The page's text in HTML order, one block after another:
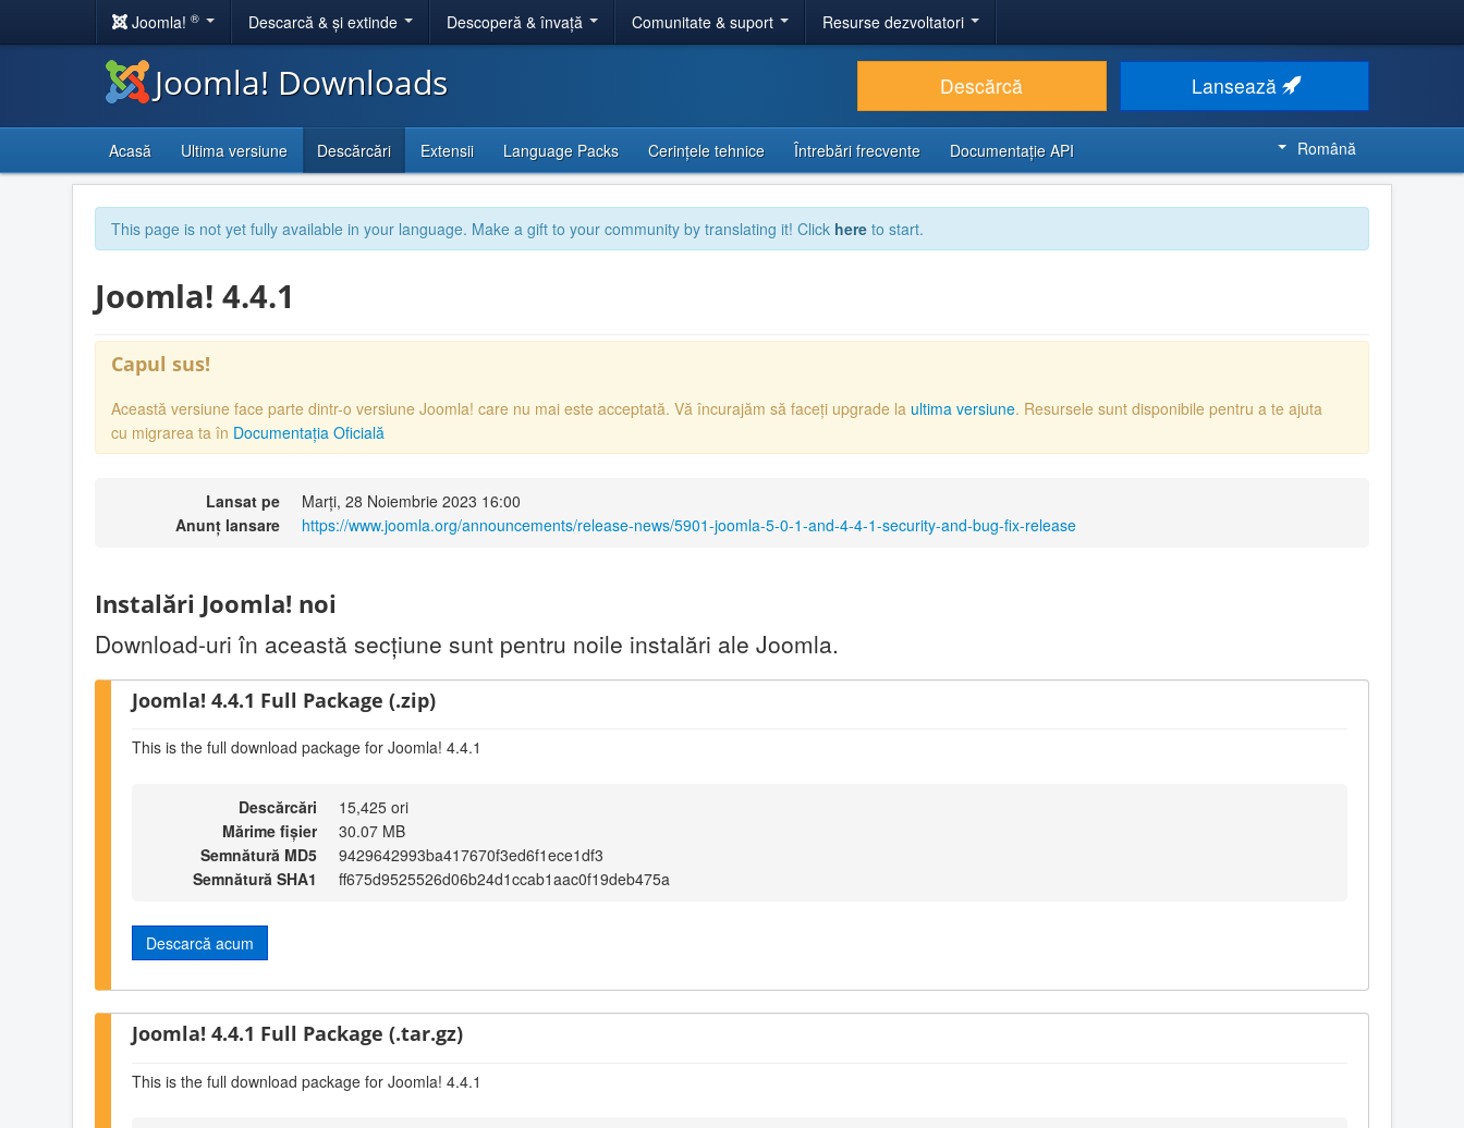
Joomla! ® Descarcă & și extinde Descoperă & învață Comunitate & suport Resurse dezvoltatori
Joomla! Downloads Descărcă Lansează
Acasă Ultima versiune Descărcări Extensii Language Packs Cerințele tehnice Întrebări frecvente Documentaţie API Română
This page is not yet fully available in your language. Make a gift to your community by translating it! Click here to start.
Joomla! 4.4.1
Capul sus!
Această versiune face parte dintr-o versiune Joomla! care nu mai este acceptată. Vă încurajăm să faceți upgrade la ultima versiune. Resursele sunt disponibile pentru a te ajuta
cu migrarea ta în Documentația Oficială
Lansat pe
Marți, 28 Noiembrie 2023 16:00
Anunț lansare
https://www.joomla.org/announcements/release-news/5901-joomla-5-0-1-and-4-4-1-security-and-bug-fix-release
Instalări Joomla! noi
Download-uri în această secţiune sunt pentru noile instalări ale Joomla.
Joomla! 4.4.1 Full Package (.zip)
This is the full download package for Joomla! 4.4.1
Descărcări
15,425 ori
Mărime fișier
30.07 MB
Semnătură MD5
9429642993ba417670f3ed6f1ece1df3
Semnătură SHA1
ff675d9525526d06b24d1ccab1aac0f19deb475a
Descarcă acum
Joomla! 4.4.1 Full Package (.tar.gz)
This is the full download package for Joomla! 4.4.1